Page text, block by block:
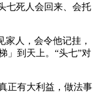
七死人会回来、会托
人，会令他记挂，
」到天上。“头七”对
正有大利益，做法事